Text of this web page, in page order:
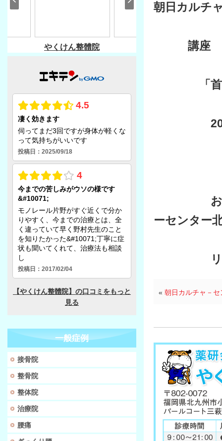
朝日カルチ
講座
「首こり
2023年
お問い
ーセンター
リバー
« 朝日カルチャ－
一般症例
接骨院
整骨院
整体院
治療院
腰痛